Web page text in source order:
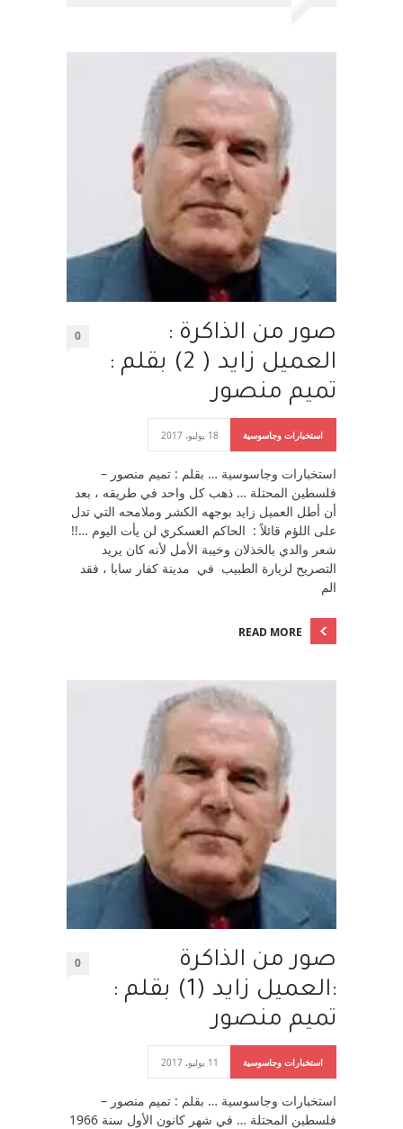
صور من الذاكرة :
العميل زايد ( 2) بقلم :
تميم منصور
0
استخبارات وجاسوسية 18 يوليو، 2017
استخبارات وجاسوسية … بقلم : تميم منصور –
فلسطين المحتلة … ذهب كل واحد في طريقه ، بعد
أن أطل العميل زايد بوجهه الكشر وملامحه التي تدل
على اللؤم قائلاً : الحاكم العسكري لن يأت اليوم …!!
شعر والدي بالخذلان وخيبة الأمل لأنه كان يريد
التصريح لزيارة الطبيب في مدينة كفار سابا ، فقد
الم
READ MORE
صور من الذاكرة
:العميل زايد (1) بقلم :
تميم منصور
0
استخبارات وجاسوسية 11 يوليو، 2017
استخبارات وجاسوسية … بقلم : تميم منصور –
فلسطين المحتلة … في شهر كانون الأول سنة 1966